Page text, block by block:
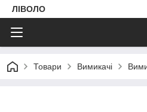
ЛІВОЛО
Товари Вимикачі